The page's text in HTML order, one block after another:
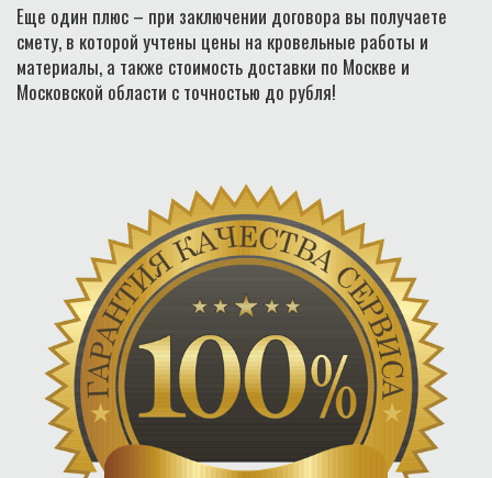
Еще один плюс – при заключении договора вы получаете
смету, в которой учтены цены на кровельные работы и
материалы, а также стоимость доставки по Москве и
Московской области с точностью до рубля!